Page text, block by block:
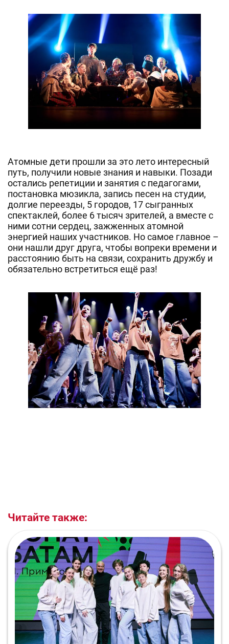
Атомные дети прошли за это лето интересный
путь, получили новые знания и навыки. Позади
остались репетиции и занятия с педагогами,
постановка мюзикла, запись песен на студии,
долгие переезды, 5 городов, 17 сыгранных
спектаклей, более 6 тысяч зрителей, а вместе с
ними сотни сердец, зажженных атомной
энергией наших участников. Но самое главное –
они нашли друг друга, чтобы вопреки времени и
расстоянию быть на связи, сохранить дружбу и
обязательно встретиться ещё раз!
Читайте также: